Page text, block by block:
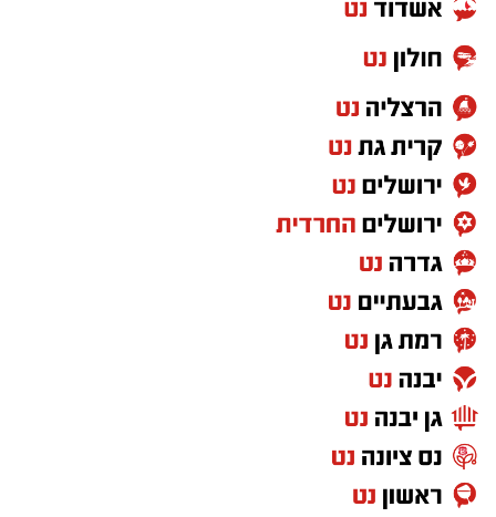
למקום הבחנתי בעובדת כשהיא בהכרה מלאה
וסובלת מחבלות מרובות בגופה לאחר שנפלה
במהלך עבודתה. יחד עם צוותי מד”א הענקנו לה
טיפול רפואי ראשוני והיא פונתה בניידת טיפול
נמרץ לחדר הטראומה במרכז הרפואי אסותא
באשדוד כשהיא במצב בינוני ויציב.”